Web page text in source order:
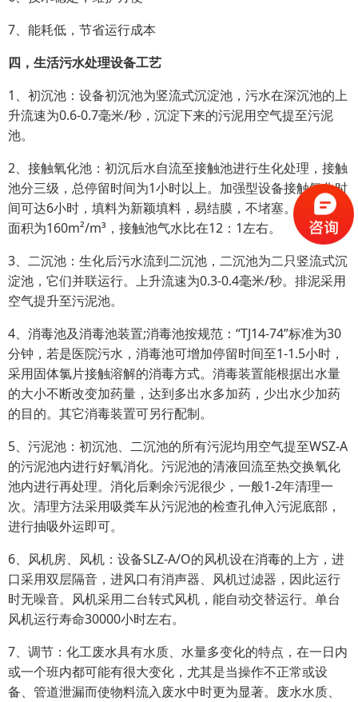
7、能耗低，节省运行成本
四，生活污水处理设备工艺
1、初沉池：设备初沉池为竖流式沉淀池，污水在深沉池的上
升流速为0.6-0.7毫米/秒，沉淀下来的污泥用空气提至污泥
池。
2、接触氧化池：初沉后水自流至接触池进行生化处理，接触
池分三级，总停留时间为1小时以上。加强型设备接触氧化时
间可达6小时，填料为新颖填料，易结膜，不堵塞。填料比表
面积为160m²/m³，接触池气水比在12：1左右。
3、二沉池：生化后污水流到二沉池，二沉池为二只竖流式沉
淀池，它们并联运行。上升流速为0.3-0.4毫米/秒。排泥采用
空气提升至污泥池。
4、消毒池及消毒池装置;消毒池按规范：“TJ14-74”标准为30
分钟，若是医院污水，消毒池可增加停留时间至1-1.5小时，
采用固体氯片接触溶解的消毒方式。消毒装置能根据出水量
的大小不断改变加药量，达到多出水多加药，少出水少加药
的目的。其它消毒装置可另行配制。
5、污泥池：初沉池、二沉池的所有污泥均用空气提至WSZ-A
的污泥池内进行好氧消化。污泥池的清液回流至热交换氧化
池内进行再处理。消化后剩余污泥很少，一般1-2年清理一
次。清理方法采用吸粪车从污泥池的检查孔伸入污泥底部，
进行抽吸外运即可。
6、风机房、风机：设备SLZ-A/O的风机设在消毒的上方，进
口采用双层隔音，进风口有消声器、风机过滤器，因此运行
时无噪音。风机采用二台转式风机，能自动交替运行。单台
风机运行寿命30000小时左右。
7、调节：化工废水具有水质、水量多变化的特点，在一日内
或一个班内都可能有很大变化，尤其是当操作不正常或设
备、管道泄漏而使物料流入废水中时更为显著。废水水质、